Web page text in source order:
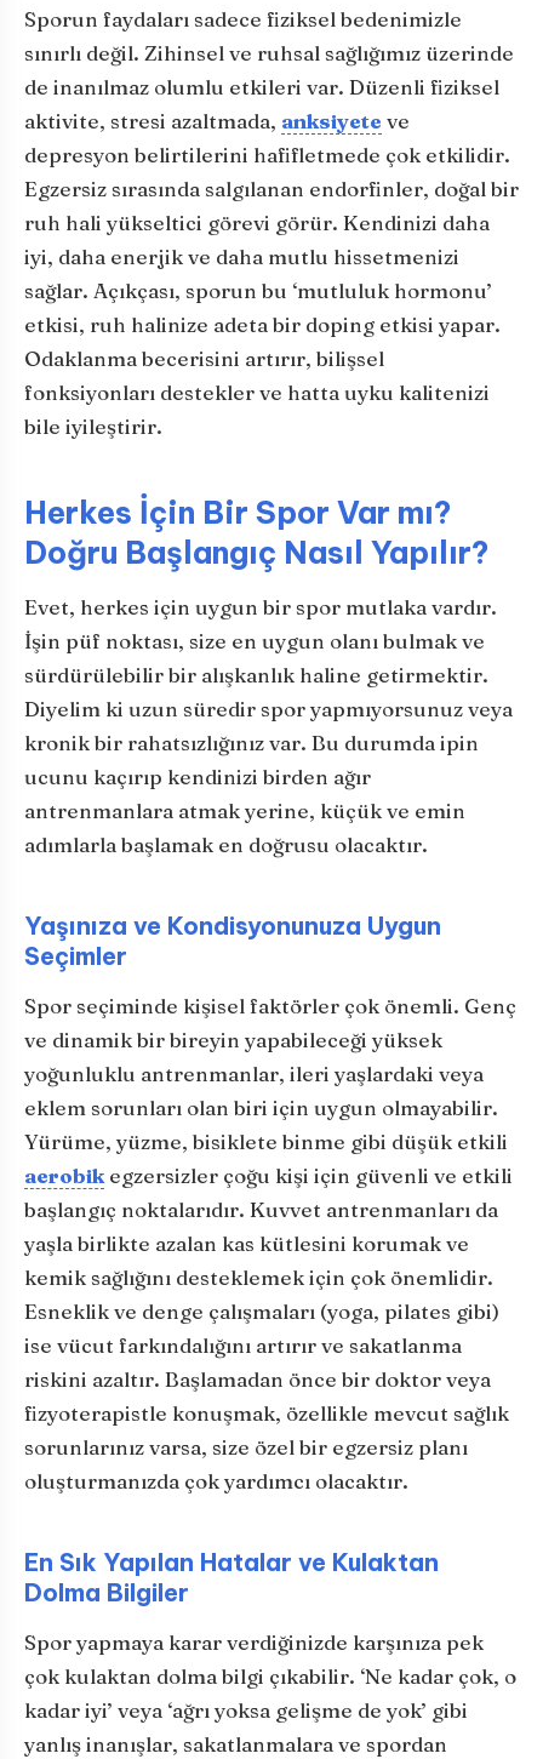
Sporun faydaları sadece fiziksel bedenimizle
sınırlı değil. Zihinsel ve ruhsal sağlığımız üzerinde
de inanılmaz olumlu etkileri var. Düzenli fiziksel
aktivite, stresi azaltmada, anksiyete ve
depresyon belirtilerini hafifletmede çok etkilidir.
Egzersiz sırasında salgılanan endorfinler, doğal bir
ruh hali yükseltici görevi görür. Kendinizi daha
iyi, daha enerjik ve daha mutlu hissetmenizi
sağlar. Açıkçası, sporun bu ‘mutluluk hormonu’
etkisi, ruh halinize adeta bir doping etkisi yapar.
Odaklanma becerisini artırır, bilişsel
fonksiyonları destekler ve hatta uyku kalitenizi
bile iyileştirir.
Herkes İçin Bir Spor Var mı?
Doğru Başlangıç Nasıl Yapılır?
Evet, herkes için uygun bir spor mutlaka vardır.
İşin püf noktası, size en uygun olanı bulmak ve
sürdürülebilir bir alışkanlık haline getirmektir.
Diyelim ki uzun süredir spor yapmıyorsunuz veya
kronik bir rahatsızlığınız var. Bu durumda ipin
ucunu kaçırıp kendinizi birden ağır
antrenmanlara atmak yerine, küçük ve emin
adımlarla başlamak en doğrusu olacaktır.
Yaşınıza ve Kondisyonunuza Uygun
Seçimler
Spor seçiminde kişisel faktörler çok önemli. Genç
ve dinamik bir bireyin yapabileceği yüksek
yoğunluklu antrenmanlar, ileri yaşlardaki veya
eklem sorunları olan biri için uygun olmayabilir.
Yürüme, yüzme, bisiklete binme gibi düşük etkili
aerobik egzersizler çoğu kişi için güvenli ve etkili
başlangıç noktalarıdır. Kuvvet antrenmanları da
yaşla birlikte azalan kas kütlesini korumak ve
kemik sağlığını desteklemek için çok önemlidir.
Esneklik ve denge çalışmaları (yoga, pilates gibi)
ise vücut farkındalığını artırır ve sakatlanma
riskini azaltır. Başlamadan önce bir doktor veya
fizyoterapistle konuşmak, özellikle mevcut sağlık
sorunlarınız varsa, size özel bir egzersiz planı
oluşturmanızda çok yardımcı olacaktır.
En Sık Yapılan Hatalar ve Kulaktan
Dolma Bilgiler
Spor yapmaya karar verdiğinizde karşınıza pek
çok kulaktan dolma bilgi çıkabilir. ‘Ne kadar çok, o
kadar iyi’ veya ‘ağrı yoksa gelişme de yok’ gibi
yanlış inanışlar, sakatlanmalara ve spordan